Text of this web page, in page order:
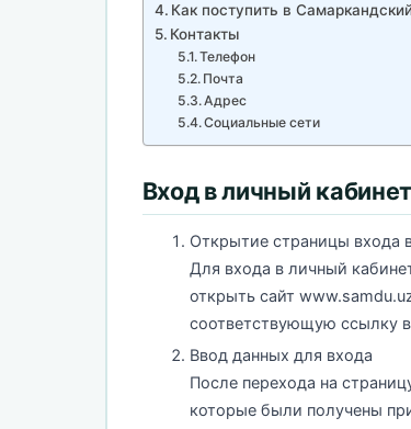
Как поступить в
Контакты
Телефон
Почта
Адрес
Социальные сети
Вход в личный кабинет
Открытие страницы входа
Для входа в личный
открыть сайт
соответствующую ссылку
Ввод данных для входа
После перехода на
которые были получены